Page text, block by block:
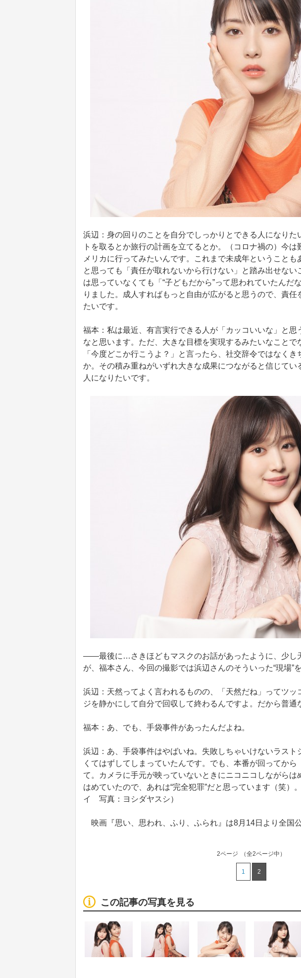
浜辺：身の回りのことを自分でしっかりとできる人になりた
トを取るとか旅行の計画を立てるとか。（コロナ禍の）今
メリカに行ってみたいんです。これまで未成年ということ
と思っても「責任が取れないから行けない」と踏み出せない
は思っていなくても「“子どもだから”って思われていたんだ
りました。成人すればもっと自由が広がると思うので、責任
たいです。
福本：私は最近、有言実行できる人が「カッコいいな」と思
なと思います。ただ、大きな目標を実現するみたいなこと
「今度どこか行こうよ？」と言ったら、社交辞令ではなく
か。その積み重ねがいずれ大きな成果につながると信じてい
人になりたいです。
――最後に…さきほどもマスクのお話があったように、少し
が、福本さん、今回の撮影では浜辺さんのそういった“現場”
浜辺：天然ってよく言われるものの、「天然だね」ってツッ
ジを静かにして自分で回収して終わるんですよ。だから普通
福本：あ、でも、手袋事件があったんだよね。
浜辺：あ、手袋事件はやばいね。失敗しちゃいけないラスト
くてはずしてしまっていたんです。でも、本番が回ってか
て。カメラに手元が映っていないときにニコニコしながら
はめていたので、あれは“完全犯罪”だと思っています（笑）
イ 写真：ヨシダヤスシ）
映画『思い、思われ、ふり、ふられ』は8月14日より全国公
2ページ （全2ページ中）
1 2
この記事の写真を見る